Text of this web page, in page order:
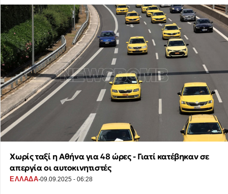
Χωρίς ταξί η Αθήνα για 48 ώρες - Γιατί κατέβηκαν σε
απεργία οι αυτοκινητιστές
ΕΛΛΑΔΑ·09.09.2025 - 06:28